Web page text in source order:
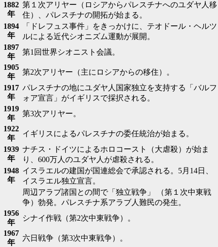
1882
年
第１次アリヤー（ロシアからパレスチナへのユダヤ人移
住）、パレスチナの開拓が始まる。
1894
年
「ドレフュス事件」をきっかけに、テオドール・ヘルツ
ルによる近代シオニズム運動が展開。
1897
年
第1回世界シオニスト会議。
1905
年
第2次アリヤー（主にロシアからの移住）。
1917
年
パレスチナの地にユダヤ人国家独立を支持する「バルフ
ォア宣言」がイギリスで採択される。
1919
年
第3次アリヤー。
1922
年
イギリスによるパレスチナの委任統治が始まる。
1939
年
ナチス・ドイツによるホロコースト（大虐殺）が始ま
り、600万人のユダヤ人が虐殺される。
1948
年
イスラエルの建国が国連総会で承認される。5月14日、
イスラエル独立宣言。
周辺アラブ諸国との間で「独立戦争」 （第１次中東戦
争）勃発。パレスチナ系アラブ人難民の発生。
1956
年
シナイ作戦（第2次中東戦争）。
1967
年
六日戦争（第3次中東戦争）。